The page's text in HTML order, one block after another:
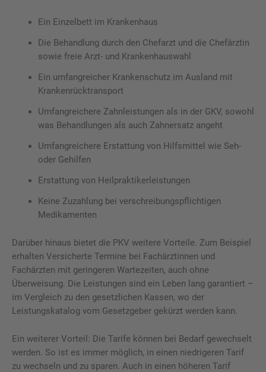
Ein Einzelbett im Krankenhaus
Die Behandlung durch den Chefarzt und die Chefärztin
sowie freie Arzt- und Krankenhauswahl
Ein umfangreicher Krankenschutz im Ausland mit
Krankenrücktransport
Umfangreichere Zahnleistungen als in der GKV, sowohl
was Behandlungen als auch Zahnersatz angeht
Umfangreichere Erstattung von Hilfsmittel wie Seh-
oder Gehilfen
Erstattung von Heilpraktikerleistungen
Keine Zuzahlung bei verschreibungspflichtigen
Medikamenten
Darüber hinaus bietet die PKV weitere Vorteile. Zum Beispiel
erhalten Versicherte Termine bei Fachärztinnen und
Fachärzten mit geringeren Wartezeiten, auch ohne
Überweisung. Die Leistungen sind ein Leben lang garantiert –
im Vergleich zu den gesetzlichen Kassen, wo der
Leistungskatalog vom Gesetzgeber gekürzt werden kann.
Ein weiterer Vorteil: Die Tarife können bei Bedarf gewechselt
werden. So ist es immer möglich, in einen niedrigeren Tarif
zu wechseln und zu sparen. Auch in einen höheren Tarif